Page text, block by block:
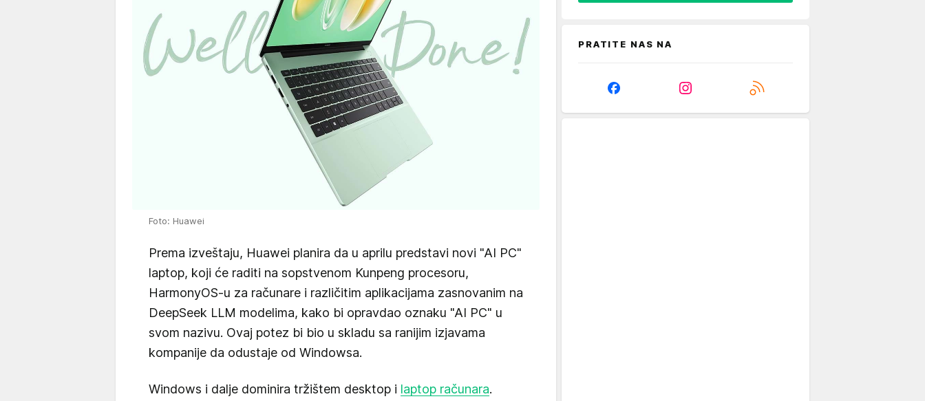
Foto: Huawei
Prema izveštaju, Huawei planira da u aprilu predstavi novi "AI PC"
laptop, koji će raditi na sopstvenom Kunpeng procesoru,
HarmonyOS-u za računare i različitim aplikacijama zasnovanim na
DeepSeek LLM modelima, kako bi opravdao oznaku "AI PC" u
svom nazivu. Ovaj potez bi bio u skladu sa ranijim izjavama
kompanije da odustaje od Windowsa.
Windows i dalje dominira tržištem desktop i laptop računara.
PRATITE NAS NA